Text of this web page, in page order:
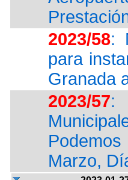
2023/58:
para
Granada
2023/57:
Marzo,